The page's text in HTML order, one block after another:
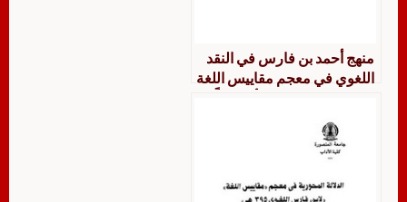
منهج أحمد بن فارس في النقد
اللغوي في معجم مقاييس اللغة